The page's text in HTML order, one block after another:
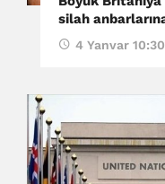
silah
4 Yanvar 10:30